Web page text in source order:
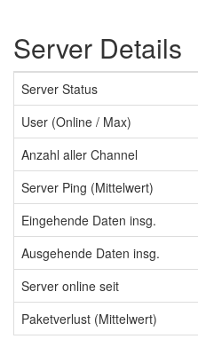
Server Details
Server Status
User (Online / Max)
Anzahl aller Channel
Server Ping (Mittelwert)
Eingehende Daten insg.
Ausgehende Daten insg.
Server online seit
Paketverlust (Mittelwert)